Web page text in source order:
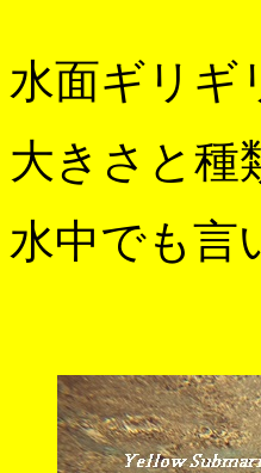
水面ギリギ
大きさと種
水中でも言